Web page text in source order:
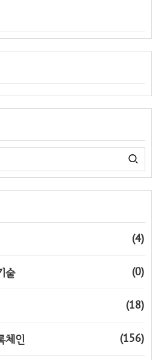
(4)
술 (0)
(18)
체인 (156)